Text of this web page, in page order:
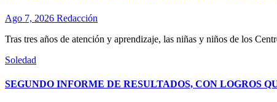
Ago 7, 2026 Redacción
Tras tres años de atención y aprendizaje, las niñas y niños de los
Soledad
SEGUNDO INFORME DE RESULTADOS, CON LOGROS